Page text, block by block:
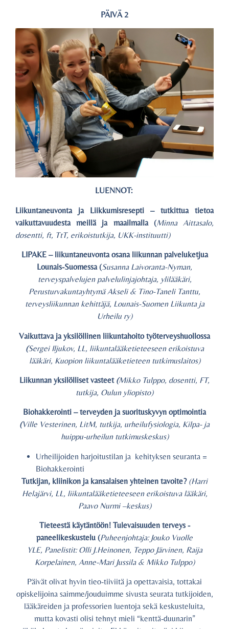
PÄIVÄ 2
LUENNOT:
Liikuntaneuvonta ja Liikkumisresepti – tutkittua tietoa
vaikuttavuudesta meillä ja maailmalla (Minna Aittasalo,
dosentti, ft, TtT, erikoistutkija, UKK-instituutti)
LIPAKE – liikuntaneuvonta osana liikunnan palveluketjua
Lounais-Suomessa (Susanna Laivoranta-Nyman,
terveyspalvelujen palvelulinjajohtaja, ylilääkäri,
Perusturvakuntayhtymä Akseli & Tino-Taneli Tanttu,
terveysliikunnan kehittäjä, Lounais-Suomen Liikunta ja
Urheilu ry)
Vaikuttava ja yksilöllinen liikuntahoito työterveyshuollossa
(Sergei Iljukov, LL, liikuntalääketieteeseen erikoistuva
lääkäri, Kuopion liikuntalääketieteen tutkimuslaitos)
Liikunnan yksilölliset vasteet (Mikko Tulppo, dosentti, FT,
tutkija, Oulun yliopisto)
Biohakkerointi – terveyden ja suorituskyvyn optimointia
(Ville Vesterinen, LitM, tutkija, urheilufysiologia, Kilpa- ja
huippu-urheilun tutkimuskeskus)
Urheilijoiden harjoitustilan ja kehityksen seuranta =
Biohakkerointi
Tutkijan, kliinikon ja kansalaisen yhteinen tavoite? (Harri
Helajärvi, LL, liikuntalääketieteeseen erikoistuva lääkäri,
Paavo Nurmi –keskus)
Tieteestä käytäntöön! Tulevaisuuden terveys -
paneelikeskustelu (Puheenjohtaja: Jouko Vuolle
YLE, Panelistit: Olli J.Heinonen, Teppo Järvinen, Raija
Korpelainen, Anne-Mari Jussila & Mikko Tulppo)
Päivät olivat hyvin tieo-tiiviitä ja opettavaisia, tottakai
opiskelijoina saimme/jouduimme sivusta seurata tutkijoiden,
lääkäreiden ja professorien luentoja sekä keskusteluita,
mutta kovasti olisi tehnyt mieli “kenttä-duunarin”